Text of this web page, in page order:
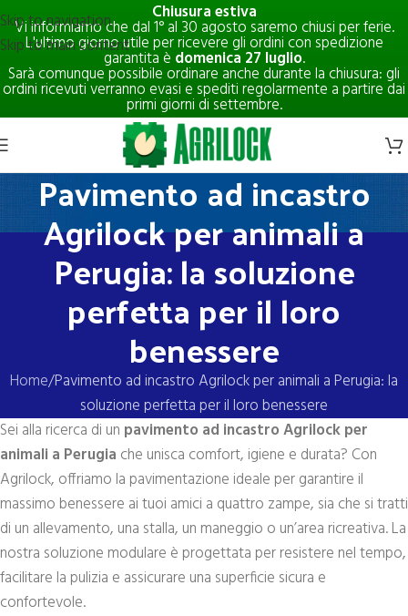
Chiusura estiva
Vi informiamo che dal 1° al 30 agosto saremo chiusi per ferie.
L'ultimo giorno utile per ricevere gli ordini con spedizione
garantita è domenica 27 luglio.
Sarà comunque possibile ordinare anche durante la chiusura: gli
ordini ricevuti verranno evasi e spediti regolarmente a partire dai
primi giorni di settembre.
Skip to navigation
Skip to main content
Pavimento ad incastro
Agrilock per animali a
Perugia: la soluzione
perfetta per il loro
benessere
Home Pavimento ad incastro Agrilock per animali a Perugia: la
soluzione perfetta per il loro benessere
Sei alla ricerca di un pavimento ad incastro Agrilock per
animali a Perugia che unisca comfort, igiene e durata? Con
Agrilock, offriamo la pavimentazione ideale per garantire il
massimo benessere ai tuoi amici a quattro zampe, sia che si tratti
di un allevamento, una stalla, un maneggio o un’area ricreativa. La
nostra soluzione modulare è progettata per resistere nel tempo,
facilitare la pulizia e assicurare una superficie sicura e
confortevole.